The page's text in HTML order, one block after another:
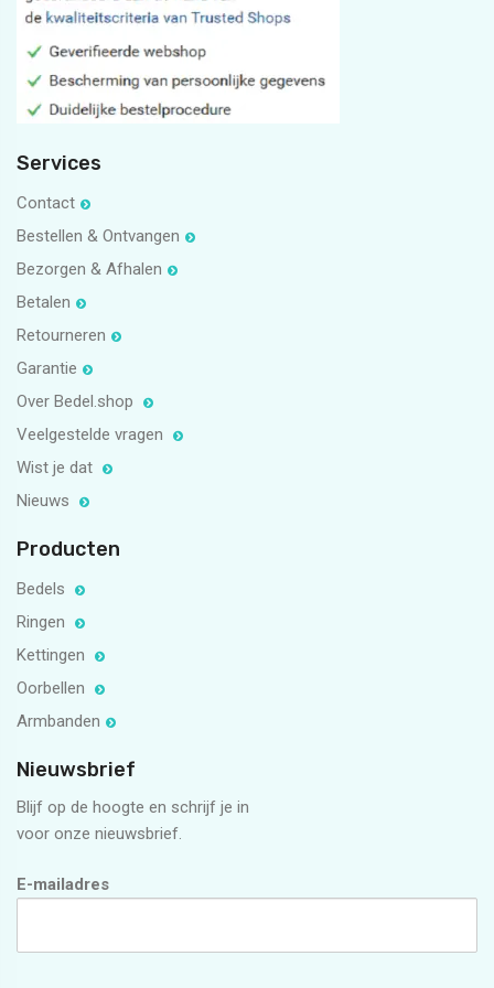
5
Services
Contact
Bestellen & Ontvangen
Bezorgen & Afhalen
Betalen
Retourneren
Garantie
Over Bedel.shop
Veelgestelde vragen
Wist je dat
Nieuws
Producten
Bedels
Ringen
Kettingen
Oorbellen
Armbanden
Nieuwsbrief
Blijf op de hoogte en schrijf je in
voor onze nieuwsbrief.
E-mailadres